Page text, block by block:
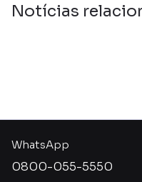
Notícias
WhatsApp
0800-055-5550